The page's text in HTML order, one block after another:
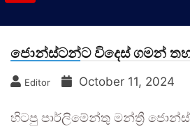
ජොන්ස්ටන්ට විදෙස් ගමන්
Editor October 11, 2024
හිටපු පාර්ලිමේන්තු මන්ත්‍රී